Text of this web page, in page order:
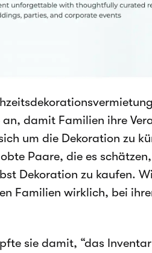
damit Familien ihre
um die Dekoration zu
Paare, die es
Dekoration zu kaufen.
Familien wirklich, bei
sie damit, “das